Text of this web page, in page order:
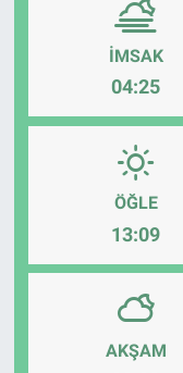
İMSAK
04:25
ÖĞLE
13:09
AKŞAM
Eğitim
Ekonomi
Teknoloji
Magazin
Siyaset
Yaşam